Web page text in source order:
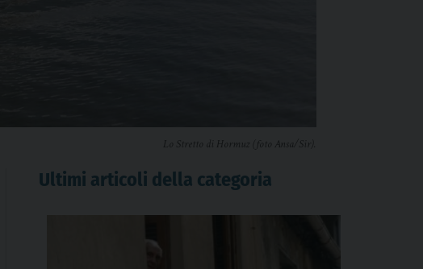
Lo Stretto di Hormuz (foto Ansa/Sir).
Ultimi articoli della categoria